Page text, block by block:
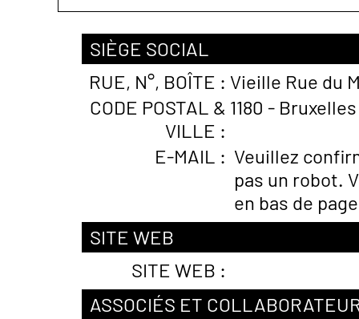
SIÈGE SOCIAL
RUE, N°, BOÎTE : Vieille Rue du
CODE POSTAL &
VILLE :
1180 -
E-MAIL : Veuillez
pas un robot.
en bas de
SITE WEB
SITE WEB :
ASSOCIÉS ET